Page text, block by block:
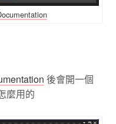
後會開一個
麼用的